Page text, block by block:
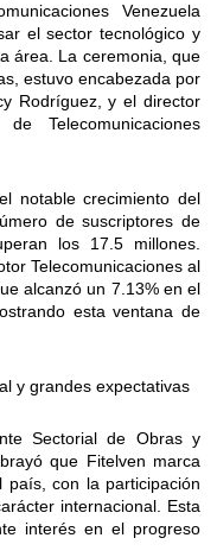
Venezuela
el sector tecnológico y
área. La ceremonia, que
estuvo encabezada por
Rodríguez, y el director
Telecomunicaciones
notable crecimiento del
de suscriptores de
los 17.5 millones.
Telecomunicaciones al
alcanzó un 7.13% en el
esta ventana de
y grandes expectativas
Sectorial de Obras y
que Fitelven marca
con la participación
internacional. Esta
interés en el progreso